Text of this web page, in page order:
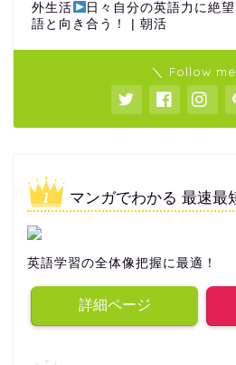
外生活
日々自分の英語力に絶
語と向き合う！ | 朝活
＼ Follow
マンガでわかる 最速最
英語学習の全体像把握に最適！
詳細ページ